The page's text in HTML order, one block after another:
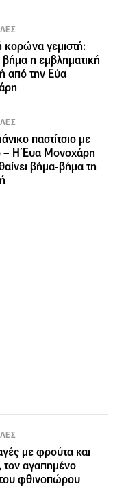
κορώνα γεμιστή:
η εμβληματική
από την Εύα
παστίτσιο με
– Η Έυα Μονοχάρη
βήμα-βήμα τη
με φρούτα και
τον αγαπημένο
φθινοπώρου